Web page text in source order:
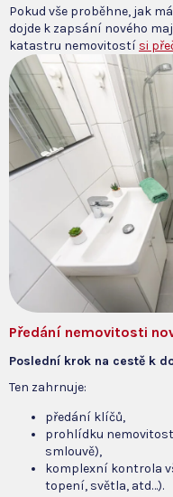
Pokud vše proběhne, jak
dojde k zapsání nového
katastru nemovitostí si
Předání nemovitosti
Poslední krok na cestě k
Ten zahrnuje:
předání klíčů,
prohlídku
smlouvě),
komplexní kontrola
topení, světla, atd…).